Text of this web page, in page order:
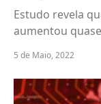
Estudo revela
aumentou
5 de Maio, 2022